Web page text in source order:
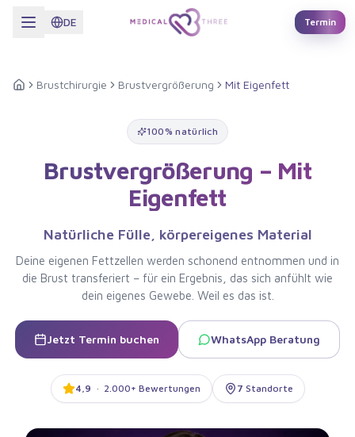
DE Termin
Startseite
Brustchirurgie Brustvergrößerung Mit Eigenfett
100% natürlich
Brustvergrößerung – Mit
Eigenfett
Natürliche Fülle, körpereigenes Material
Deine eigenen Fettzellen werden schonend entnommen und in
die Brust transferiert – für ein Ergebnis, das sich anfühlt wie
dein eigenes Gewebe. Weil es das ist.
Jetzt Termin buchen WhatsApp Beratung
4,9 · 2.000+ Bewertungen 7 Standorte